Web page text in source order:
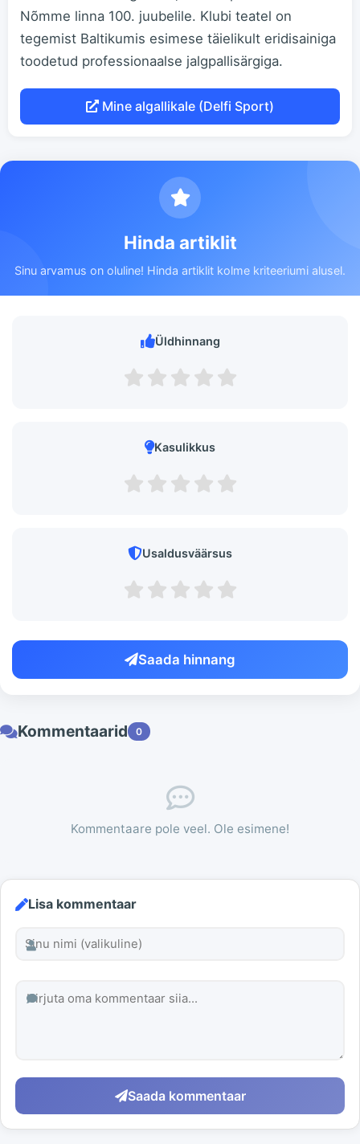
Nõmme linna 100. juubelile. Klubi teatel on
tegemist Baltikumis esimese täielikult eridisainiga
toodetud professionaalse jalgpallisärgiga.
Mine algallikale (Delfi Sport)
Hinda artiklit
Sinu arvamus on oluline! Hinda artiklit kolme kriteeriumi alusel.
Üldhinnang
Kasulikkus
Usaldusväärsus
Saada hinnang
Kommentaarid 0
Kommentaare pole veel. Ole esimene!
Lisa kommentaar
Saada kommentaar